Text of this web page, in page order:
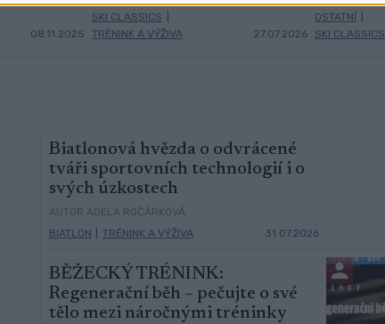
08.11.2025
SKI CLASSICS
TRÉNINK A VÝŽIVA
27.07.2026
OSTATNÍ
SKI CLASSICS
Biatlonová hvězda o odvrácené
tváři sportovních technologií i o
svých úzkostech
AUTOR ADÉLA ROČÁRKOVÁ
BIATLON
TRÉNINK A VÝŽIVA 31.07.2026
BĚŽECKÝ TRÉNINK:
Regenerační běh – pečujte o své
tělo mezi náročnými tréninky